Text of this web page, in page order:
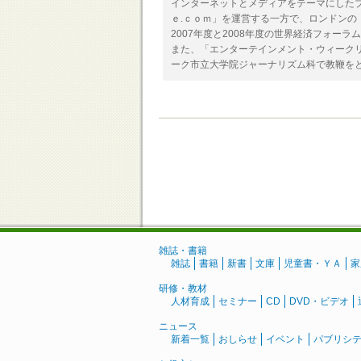
インターネットとメディアをテーマにし
ｅ.ｃｏｍ」を運営する一方で、ロンドン
2007年度と2008年度の世界経済フォーラ
また、「エンターテインメント・ウィー
ーク市立大学院ジャーナリズム科で教鞭を
雑誌・書籍
雑誌
書籍 新書 文庫 児童書・ＹＡ
研修・教材
人材育成
セミナー CD DVD・ビデオ
ニュース
新着一覧
おしらせ イベント パブリシ